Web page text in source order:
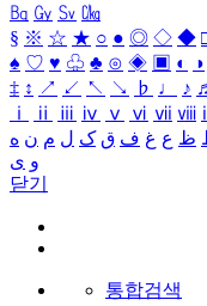
㏃ ㏉ ㏜ ㏆
§ ※ ☆ ★ ○ ● ◎ ◇ ◆
♠ ♡ ♥ ♧ ♣ ⊙ ◈ ▣ ◐ ◑
‡ ↕ ↗ ↙ ↖ ↘ ♭ ♩ ♪ ♬
ⅰ
ⅱ ⅲ ⅳ ⅴ ⅵ ⅶ ⅷ
ظ ع غ ف ق ک ل م ن ه
و ی
닫기
통합검색